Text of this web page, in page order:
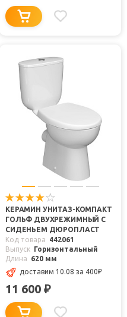
КЕРАМИН УНИТАЗ-КОМПАКТ
ГОЛЬФ ДВУХРЕЖИМНЫЙ С
СИДЕНЬЕМ ДЮРОПЛАСТ
Код товара
442061
Выпуск Горизонтальный
Длина
620 мм
доставим 10.08 за 400₽
11 600 ₽